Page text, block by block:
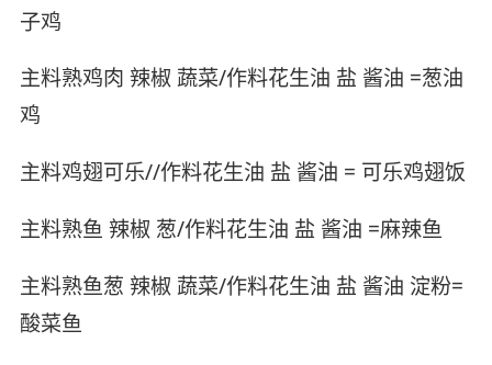
子鸡
主料熟鸡肉 辣椒 蔬菜/作料花生油 盐 酱油 =葱油
鸡
主料鸡翅可乐//作料花生油 盐 酱油 = 可乐鸡翅饭
主料熟鱼 辣椒 葱/作料花生油 盐 酱油 =麻辣鱼
主料熟鱼葱 辣椒 蔬菜/作料花生油 盐 酱油 淀粉=
酸菜鱼